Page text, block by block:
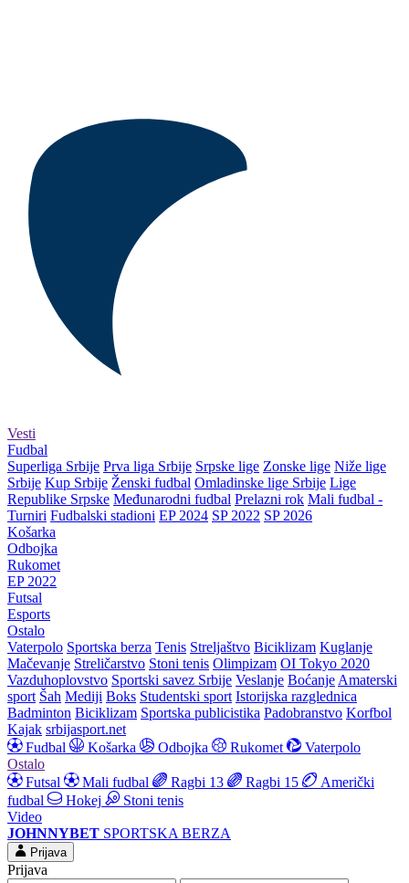
Vesti
Fudbal
Superliga Srbije Prva liga Srbije Srpske lige Zonske lige Niže lige
Srbije Kup Srbije Ženski fudbal Omladinske lige Srbije Lige
Republike Srpske Međunarodni fudbal Prelazni rok Mali fudbal -
Turniri Fudbalski stadioni EP 2024 SP 2022 SP 2026
Košarka
Odbojka
Rukomet
EP 2022
Futsal
Esports
Ostalo
Vaterpolo Sportska berza Tenis Streljaštvo Biciklizam Kuglanje
Mačevanje Streličarstvo Stoni tenis Olimpizam OI Tokyo 2020
Vazduhoplovstvo Sportski savez Srbije Veslanje Boćanje Amaterski
sport Šah Mediji Boks Studentski sport Istorijska razglednica
Badminton Biciklizam Sportska publicistika Padobranstvo Korfbol
Kajak srbijasport.net
Fudbal
Košarka Odbojka Rukomet
Vaterpolo
Ostalo
Futsal
Mali fudbal Ragbi 13 Ragbi 15
Američki
fudbal
Hokej
Stoni tenis
Video
JOHNNYBET SPORTSKA BERZA
Prijava
Prijava